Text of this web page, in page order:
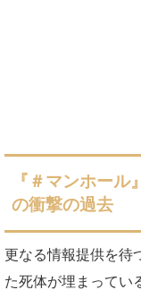
『＃マンホー
の衝撃の過去
更なる情報提供を待
た死体が埋まってい